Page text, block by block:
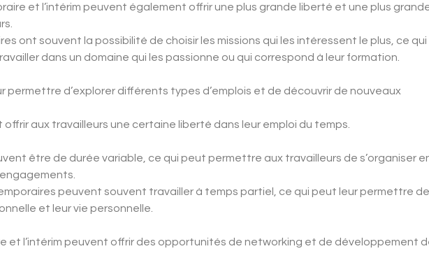
et l’intérim peuvent également offrir une plus grande liberté et une plus
ont souvent la possibilité de choisir les missions qui les intéressent le plus, ce qui
dans un domaine qui les passionne ou qui correspond à leur formation.
permettre d’explorer différents types d’emplois et de découvrir de nouveaux
offrir aux travailleurs une certaine liberté dans leur emploi du temps.
être de durée variable, ce qui peut permettre aux travailleurs de s’organiser
peuvent souvent travailler à temps partiel, ce qui peut leur permettre de
et leur vie personnelle.
et l’intérim peuvent offrir des opportunités de networking et de développement